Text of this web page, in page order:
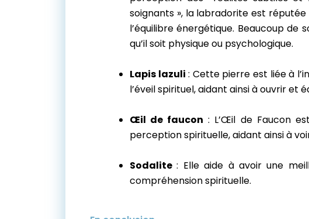
soignants », la labradorite est
l’équilibre énergétique. Beaucoup
qu’il soit physique ou psychologique.
Lapis lazuli : Cette pierre est liée à
l’éveil spirituel, aidant ainsi à ouvrir et
Œil de faucon : L’Œil de Faucon
perception spirituelle, aidant ainsi à
Sodalite: Elle aide à avoir une
compréhension spirituelle.